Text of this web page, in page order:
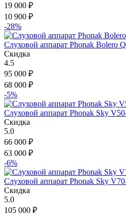
19 000 ₽
10 900 ₽
-28%
Слуховой аппарат Phonak Bolero
Скидка
4.5
95 000 ₽
68 000 ₽
-5%
Слуховой аппарат Phonak Sky
Скидка
5.0
66 000 ₽
63 000 ₽
-6%
Слуховой аппарат Phonak Sky
Скидка
5.0
105 000 ₽